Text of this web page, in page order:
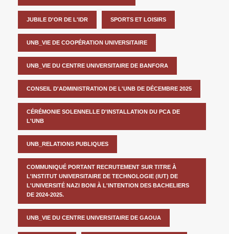
JUBILE D'OR DE L'IDR SPORTS ET LOISIRS
UNB_VIE DE COOPÉRATION UNIVERSITAIRE
UNB_VIE DU CENTRE UNIVERSITAIRE DE BANFORA
CONSEIL D'ADMINISTRATION DE L'UNB DE DÉCEMBRE 2025
CÉRÉMONIE SOLENNELLE D'INSTALLATION DU PCA DE
L'UNB
UNB_RELATIONS PUBLIQUES
COMMUNIQUÉ PORTANT RECRUTEMENT SUR TITRE À
L'INSTITUT UNIVERSITAIRE DE TECHNOLOGIE (IUT) DE
L'UNIVERSITÉ NAZI BONI À L'INTENTION DES BACHELIERS
DE 2024-2025.
UNB_VIE DU CENTRE UNIVERSITAIRE DE GAOUA